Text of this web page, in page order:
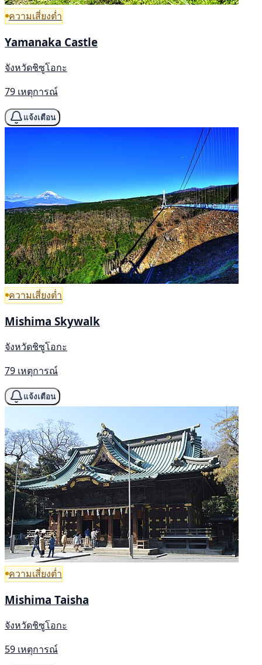
ความเสี่ยงต่ำ
Yamanaka Castle
จังหวัดชิซูโอกะ
79 เหตุการณ์
แจ้งเตือน
ความเสี่ยงต่ำ
Mishima Skywalk
จังหวัดชิซูโอกะ
79 เหตุการณ์
แจ้งเตือน
ความเสี่ยงต่ำ
Mishima Taisha
จังหวัดชิซูโอกะ
59 เหตุการณ์